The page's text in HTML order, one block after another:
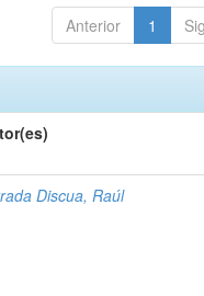
Anterior 1
Discua, Raúl